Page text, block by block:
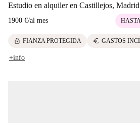
Estudio en alquiler en Castillejos, Madrid
1900 €/al mes
lock FIANZA PROTEGIDA euro GASTOS
+info